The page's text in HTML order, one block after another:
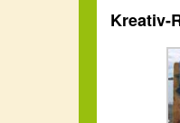
Kreativ-